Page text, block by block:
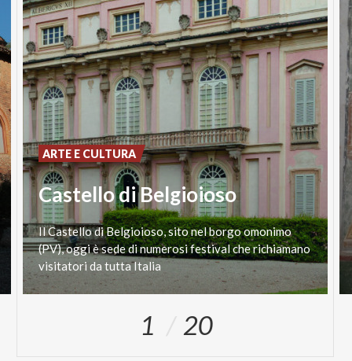
Castello di Belgioioso
Il Castello di Belgioioso, sito nel borgo omonimo
(PV), oggi è sede di numerosi festival che richiamano
visitatori da tutta Italia
ARTE E CULTURA
1 20